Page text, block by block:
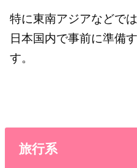
特に東南アジアなどで
日本国内で事前に準備
す。
旅行系